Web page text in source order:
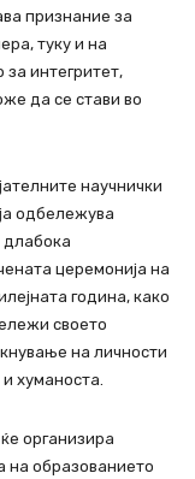
признание за
туку и на
интегритет,
да се стави во
научнички
одбележува
длабока
церемонија на
година, како
своето
на личности
хуманоста.
организира
на образованието